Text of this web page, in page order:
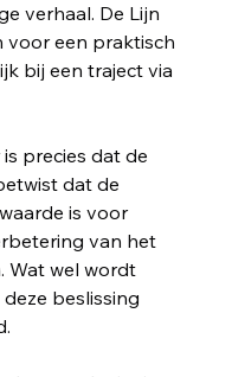
verhaal. De Lijn
voor een praktisch
bij een traject via
precies dat de
dat de
is voor
van het
Wat wel wordt
beslissing